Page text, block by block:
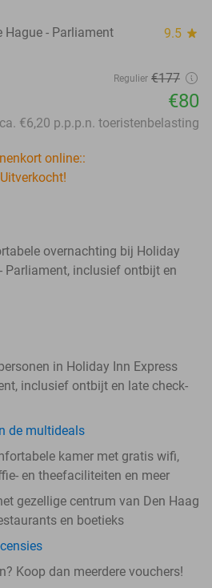
Hague - Parliament 9.5 star
Regulier €177
€80
€6,20 p.p.p.n. toeristenbelasting
online::
Uitverkocht!
overnachting bij Holiday
Parliament, inclusief ontbijt en
in Holiday Inn Express
inclusief ontbijt en late check-
de multideals
kamer met gratis wifi,
en theefaciliteiten en meer
gezellige centrum van Den Haag
en boetieks
Koop dan meerdere vouchers!